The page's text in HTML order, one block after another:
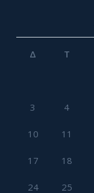
Δ Τ
3 4
10 11
17 18
24 25